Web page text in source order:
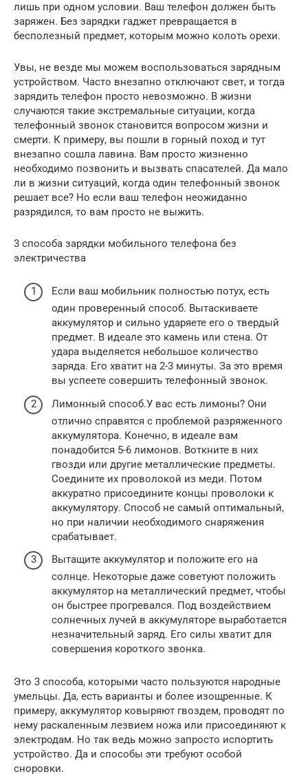
лишь при одном условии. Ваш телефон должен быть
заряжен. Без зарядки гаджет превращается в
бесполезный предмет, которым можно колоть орехи.
Увы, не везде мы можем воспользоваться зарядным
устройством. Часто внезапно отключают свет, и тогда
зарядить телефон просто невозможно. В жизни
случаются такие экстремальные ситуации, когда
телефонный звонок становится вопросом жизни и
смерти. К примеру, вы пошли в горный поход и тут
внезапно сошла лавина. Вам просто жизненно
необходимо позвонить и вызвать спасателей. Да мало
ли в жизни ситуаций, когда один телефонный звонок
решает все? Но если ваш телефон неожиданно
разрядился, то вам просто не выжить.
3 способа зарядки мобильного телефона без
электричества
Если ваш мобильник полностью потух, есть
один проверенный способ. Вытаскиваете
аккумулятор и сильно ударяете его о твердый
предмет. В идеале это камень или стена. От
удара выделяется небольшое количество
заряда. Его хватит на 2-3 минуты. За это время
вы успеете совершить телефонный звонок.
Лимонный способ.У вас есть лимоны? Они
отлично справятся с проблемой разряженного
аккумулятора. Конечно, в идеале вам
понадобится 5-6 лимонов. Воткните в них
гвозди или другие металлические предметы.
Соедините их проволокой из меди. Потом
аккуратно присоедините концы проволоки к
аккумулятору. Способ не самый оптимальный,
но при наличии необходимого снаряжения
срабатывает.
Вытащите аккумулятор и положите его на
солнце. Некоторые даже советуют положить
аккумулятор на металлический предмет, чтобы
он быстрее прогревался. Под воздействием
солнечных лучей в аккумуляторе выработается
незначительный заряд. Его силы хватит для
совершения короткого звонка.
Это 3 способа, которыми часто пользуются народные
умельцы. Да, есть варианты и более изощренные. К
примеру, аккумулятор ковыряют гвоздем, проводят по
нему раскаленным лезвием ножа или присоединяют к
электродам. Но так ведь можно запросто испортить
устройство. Да и способы эти требуют особой
сноровки.